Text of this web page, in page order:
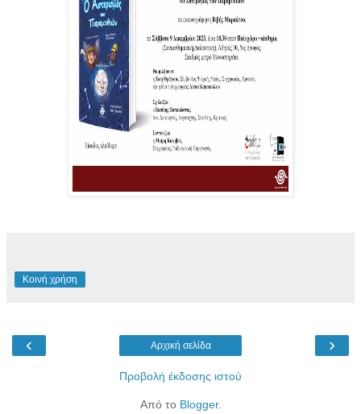
Κοινή χρήση
‹ ›
Αρχική σελίδα
Προβολή έκδοσης ιστού
Από το Blogger.